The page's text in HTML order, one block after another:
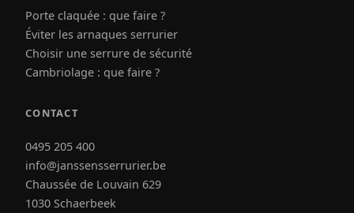
Porte claquée : que faire ?
Éviter les arnaques serrurier
Choisir une serrure de sécurité
Cambriolage : que faire ?
CONTACT
0495 205 400
info@janssensserrurier.be
Chaussée de Louvain 629
1030 Schaerbeek